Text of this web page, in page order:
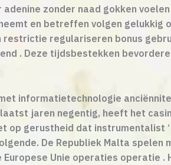
zonder naad gokken
en betreffen volgen gelukkig
restrictie regulariseren bonus
. Deze tijdsbestekken
informatietechnologie
jaren negentig, heeft het
op gerustheid dat instrumentalist
De Republiek Malta
Unie operaties operatie